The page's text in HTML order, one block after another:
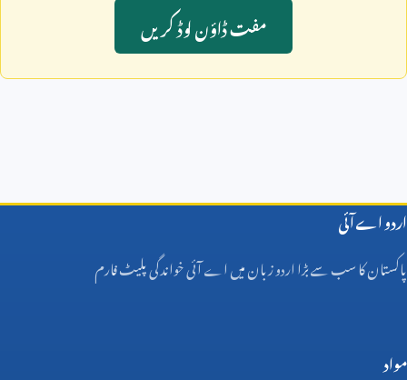
مفت ڈاؤن لوڈ کريں
اردو اے آئی
پاکستان کا سب سے بڑا اردو زبان میں اے آئی خواندگی پلیٹ فارم
مواد